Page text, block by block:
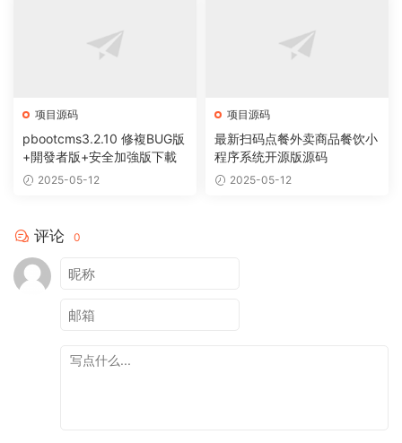
项目源码
pbootcms3.2.10 修複BUG版
+開發者版+安全加強版下載
2025-05-12
项目源码
最新扫码点餐外卖商品餐饮小
程序系统开源版源码
2025-05-12
评论 0